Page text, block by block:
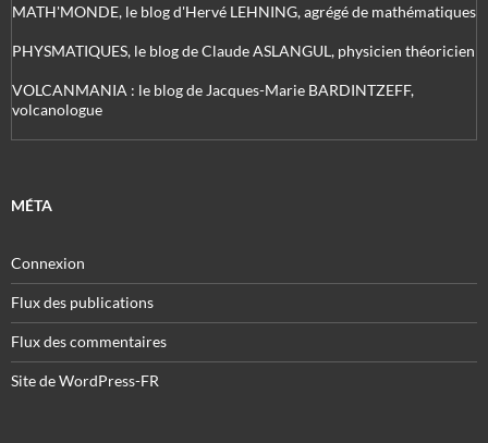
MATH'MONDE, le blog d'Hervé LEHNING, agrégé de mathématiques
PHYSMATIQUES, le blog de Claude ASLANGUL, physicien théoricien
VOLCANMANIA : le blog de Jacques-Marie BARDINTZEFF,
volcanologue
MÉTA
Connexion
Flux des publications
Flux des commentaires
Site de WordPress-FR